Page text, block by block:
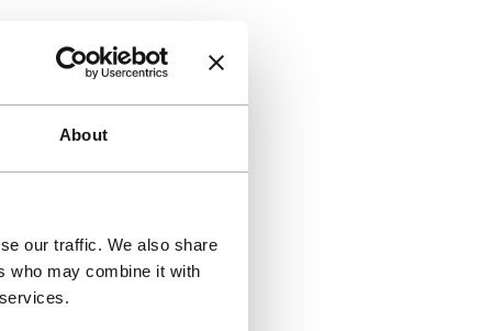
About
our traffic. We also share
who may combine it with